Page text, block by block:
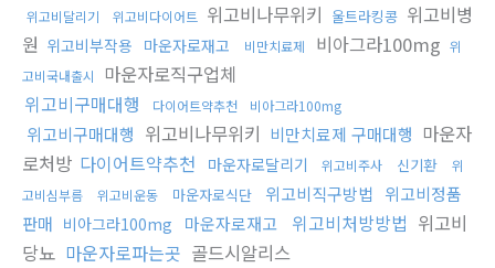
위고비달리기 위고비다이어트 위고비나무위키 울트라킹콩 위고비병
원 위고비부작용 마운자로재고 비만치료제 비아그라100mg 위
고비국내출시
마운자로직구업체
위고비구매대행
다이어트약추천 비아그라100mg
위고비구매대행 위고비나무위키 비만치료제 구매대행 마운자
로처방 다이어트약추천 마운자로달리기 위고비주사 신기환
위
고비심부름
위고비운동 마운자로식단 위고비직구방법 위고비정품
판매 비아그라100mg 마운자로재고 위고비처방방법 위고비
당뇨 마운자로파는곳 골드시알리스